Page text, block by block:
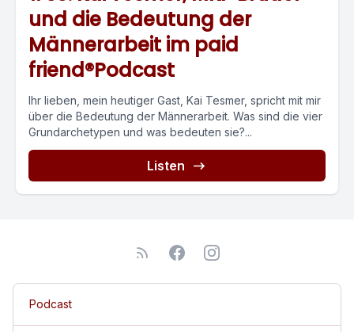
und die Bedeutung der
Männerarbeit im paid
friend®Podcast
Ihr lieben, mein heutiger Gast, Kai Tesmer, spricht mit mir
über die Bedeutung der Männerarbeit. Was sind die vier
Grundarchetypen und was bedeuten sie?...
Listen
Podcast